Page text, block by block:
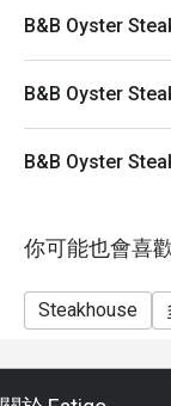
B&B Oyster
B&B Oyster
B&B Oyster
你可能也會喜
Steakhouse